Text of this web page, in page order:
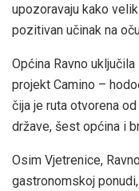
upozoravaju kako
pozitivan učinak na
Općina Ravno
projekt Camino –
čija je ruta otvorena
države, šest općina i
Osim Vjetrenice,
gastronomskoj